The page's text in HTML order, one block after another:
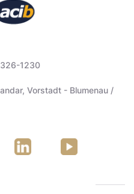
1230
Vorstadt - Blumenau /